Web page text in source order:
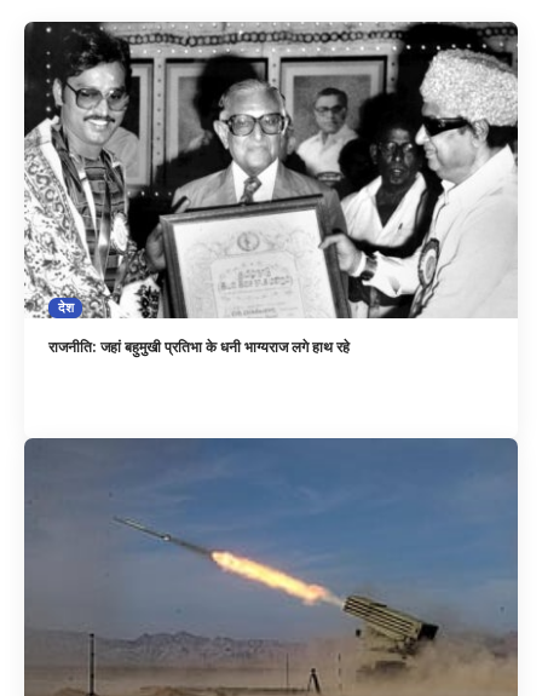
देश
राजनीति: जहां बहुमुखी प्रतिभा के धनी भाग्यराज लगे हाथ रहे